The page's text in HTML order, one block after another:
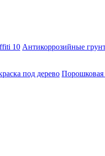
10 Антикоррозийные
под дерево